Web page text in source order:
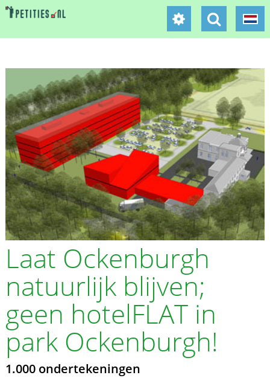
Laat Ockenburgh
natuurlijk blijven;
geen hotelFLAT in
park Ockenburgh!
1.000 ondertekeningen